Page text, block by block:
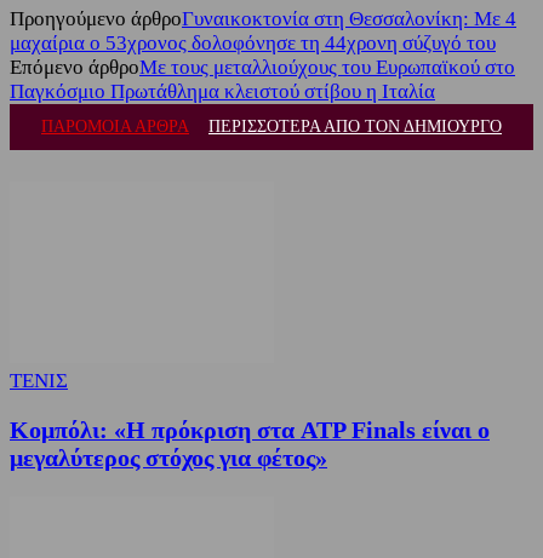
Προηγούμενο άρθροΓυναικοκτονία στη Θεσσαλονίκη: Με 4
μαχαίρια ο 53χρονος δολοφόνησε τη 44χρονη σύζυγό του
Επόμενο άρθροΜε τους μεταλλιούχους του Ευρωπαϊκού στο
Παγκόσμιο Πρωτάθλημα κλειστού στίβου η Ιταλία
ΠΑΡΟΜΟΙΑ ΑΡΘΡΑ ΠΕΡΙΣΣΟΤΕΡΑ ΑΠΟ ΤΟΝ ΔΗΜΙΟΥΡΓΟ
ΤΕΝΙΣ
Κομπόλι: «Η πρόκριση στα ATP Finals είναι ο
μεγαλύτερος στόχος για φέτος»